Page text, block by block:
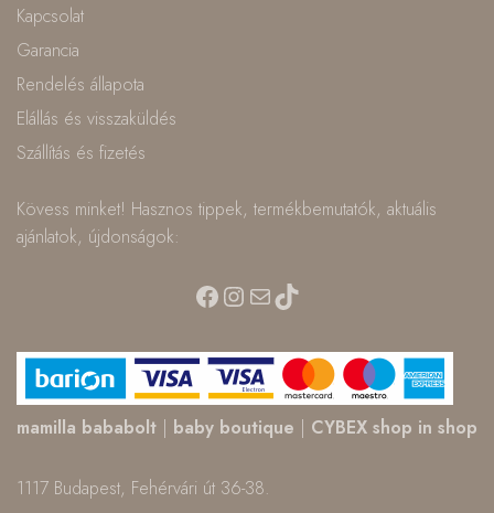
Kapcsolat
Garancia
Rendelés állapota
Elállás és visszaküldés
Szállítás és fizetés
Kövess minket! Hasznos tippek, termékbemutatók, aktuális
ajánlatok, újdonságok:
Facebook
Instagram
MailTikTok
mamilla bababolt | baby boutique | CYBEX shop in shop
1117 Budapest, Fehérvári út 36-38.